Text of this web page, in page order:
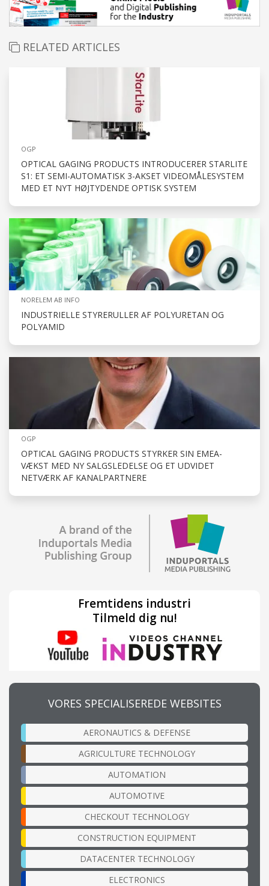
RELATED ARTICLES
OGP
OPTICAL GAGING PRODUCTS INTRODUCERER STARLITE
S1: ET SEMI-AUTOMATISK 3-AKSET VIDEOMÅLESYSTEM
MED ET NYT HØJTYDENDE OPTISK SYSTEM
NORELEM AB INFO
INDUSTRIELLE STYRERULLER AF POLYURETAN OG
POLYAMID
OGP
OPTICAL GAGING PRODUCTS STYRKER SIN EMEA-
VÆKST MED NY SALGSLEDELSE OG ET UDVIDET
NETVÆRK AF KANALPARTNERE
Fremtidens industri
Tilmeld dig nu!
VORES SPECIALISEREDE WEBSITES
AERONAUTICS & DEFENSE
AGRICULTURE TECHNOLOGY
AUTOMATION
AUTOMOTIVE
CHECKOUT TECHNOLOGY
CONSTRUCTION EQUIPMENT
DATACENTER TECHNOLOGY
ELECTRONICS